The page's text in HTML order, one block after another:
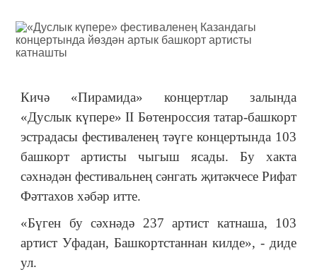
Кичә «Пирамида» концертлар залында
«Дуслык күпере» II Бөтенроссия татар-башкорт
эстрадасы фестиваленең тәүге концертында 103
башкорт артисты чыгыш ясады. Бу хакта
сәхнәдән фестивальнең сәнгать җитәкчесе Рифат
Фәттахов хәбәр итте.
«Бүген бу сәхнәдә 237 артист катнаша, 103
артист Уфадан, Башкортстаннан килде», - диде
ул.